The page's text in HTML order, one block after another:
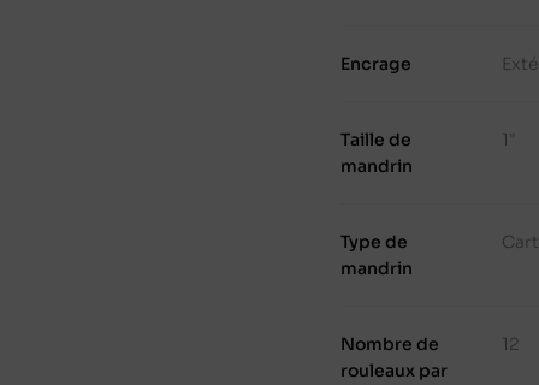
Encrage
Taille de
mandrin
1"
Type de
mandrin
Nombre de
rouleaux par
12